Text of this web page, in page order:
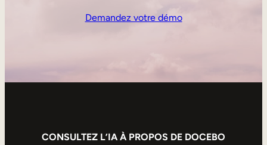
Demandez votre démo
CONSULTEZ L’IA À PROPOS DE DOCEBO